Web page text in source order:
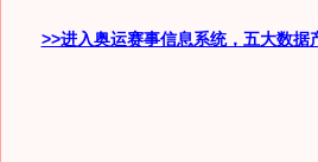
>>进入奥运赛事信息系统，五大数据